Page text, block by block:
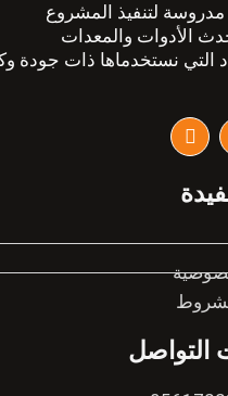
لتنفيذ المشروع
الأدوات والمعدات
التي نستخدماها ذات جودة
I
n
t
a
r
m
التواصل